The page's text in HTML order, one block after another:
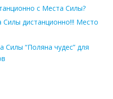
с Места Силы?
дистанционно!!! Место
Силы “Поляна чудес” для